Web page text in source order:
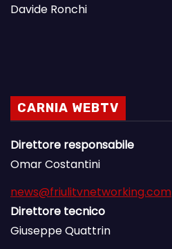
Davide Ronchi
CARNIA WEBTV
Direttore responsabile
Omar Costantini
news@friulitvnetworking.com
Direttore tecnico
Giuseppe Quattrin